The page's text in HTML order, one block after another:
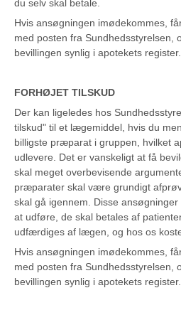
du selv skal betale.
Hvis ansøgningen imødekommes,
med posten fra Sundhedsstyrelsen,
bevillingen synlig i apotekets register.
FORHØJET TILSKUD
Der kan ligeledes hos
tilskud" til et lægemiddel, hvis du
billigste præparat i gruppen, hvilket
udlevere. Det er vanskeligt at få
skal meget overbevisende
præparater skal være grundigt
skal gå igennem. Disse
at udføre, de skal betales af
udfærdiges af lægen, og hos os
Hvis ansøgningen imødekommes,
med posten fra Sundhedsstyrelsen,
bevillingen synlig i apotekets register.